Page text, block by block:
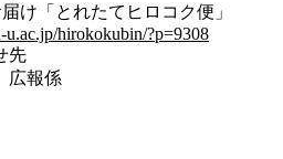
け「とれたてヒロコク便」
hirokokubin/?p=9308
先
広報係